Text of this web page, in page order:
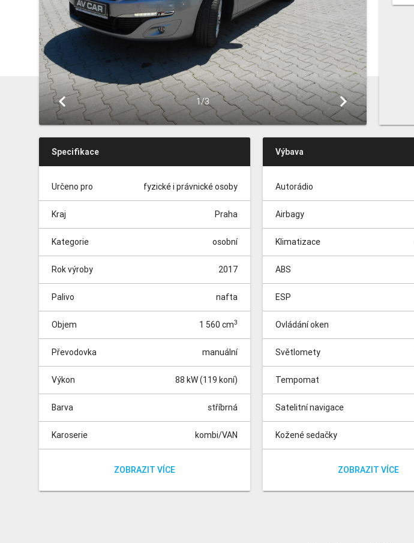
keyboard_arrow_left 1/3 keyboard_arrow_right
Specifikace
Určeno pro fyzické i právnické osoby
Kraj Praha
Kategorie osobní
Rok výroby 2017
Palivo nafta
Objem 1 560 cm3
Převodovka manuální
Výkon 88 kW (119 koní)
Barva stříbrná
Karoserie kombi/VAN
ZOBRAZIT VÍCE
Výbava
Autorádio
Airbagy
Klimatizace
ABS
ESP
Ovládání oken
Světlomety
Tempomat
Satelitní navigace
Kožené sedačky
ZOBRAZIT VÍCE